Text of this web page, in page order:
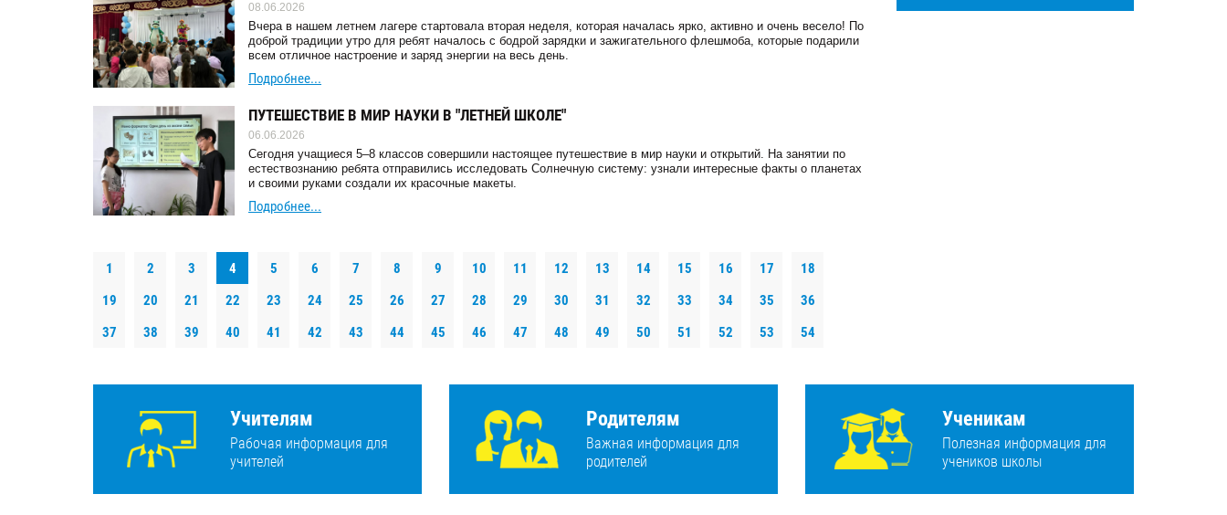
08.06.2026
Вчера в нашем летнем лагере стартовала вторая неделя, которая началась ярко, активно и очень весело! По
доброй традиции утро для ребят началось с бодрой зарядки и зажигательного флешмоба, которые подарили
всем отличное настроение и заряд энергии на весь день.
Подробнее...
ПУТЕШЕСТВИЕ В МИР НАУКИ В "ЛЕТНЕЙ ШКОЛЕ"
06.06.2026
Сегодня учащиеся 5–8 классов совершили настоящее путешествие в мир науки и открытий. На занятии по
естествознанию ребята отправились исследовать Солнечную систему: узнали интересные факты о планетах
и своими руками создали их красочные макеты.
Подробнее...
1 2 3 4 5 6 7 8 9 10 11 12 13 14 15 16 17
18
19
20 21 22 23 24 25 26 27 28 29 30 31 32 33 34 35
36
37
38 39 40 41 42 43 44 45 46 47 48 49 50 51 52 53 54
Учителям
Рабочая информация для
учителей
Родителям
Важная информация для
родителей
Ученикам
Полезная информация для
учеников школы